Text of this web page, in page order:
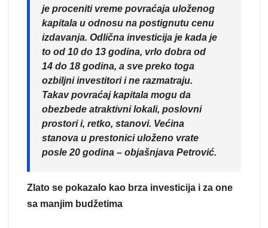
je proceniti vreme povraćaja uloženog
kapitala u odnosu na postignutu cenu
izdavanja. Odlična investicija je kada je
to od 10 do 13 godina, vrlo dobra od
14 do 18 godina, a sve preko toga
ozbiljni investitori i ne razmatraju.
Takav povraćaj kapitala mogu da
obezbede atraktivni lokali, poslovni
prostori i, retko, stanovi. Većina
stanova u prestonici uloženo vrate
posle 20 godina – objašnjava Petrović.
Zlato se pokazalo kao brza investicija i za one
sa manjim budžetima